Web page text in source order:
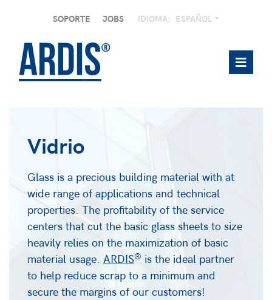
SOPORTE JOBS IDIOMA: ESPAÑOL
Vidrio
Glass is a precious building material with at
wide range of applications and technical
properties. The profitability of the service
centers that cut the basic glass sheets to size
heavily relies on the maximization of basic
material usage. ARDIS® is the ideal partner
to help reduce scrap to a minimum and
secure the margins of our customers!